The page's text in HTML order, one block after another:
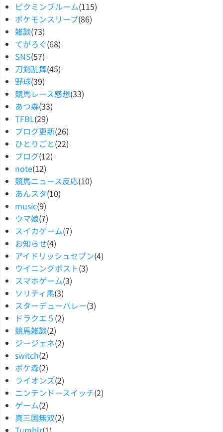
ピクミンブルーム(115)
ポケモンスリープ(86)
雑談(73)
てがろぐ(68)
SNS(57)
刀剣乱舞(45)
野球(39)
競馬レース感想(33)
あつ森(33)
TFBL(29)
ブログ更新(26)
ひとりごと(22)
ブログ(12)
note(12)
競馬ニュース反応(10)
あんスタ(10)
music(9)
ウマ娘(7)
スイカゲーム(7)
お知らせ(4)
アイドリッシュセブン(4)
ウイニングポスト(3)
スマホゲーム(3)
ソリティ馬(3)
スターデューバレー(3)
ドラクエ５ (2)
競馬雑談(2)
ジージェネ(2)
switch(2)
ポケ森(2)
ライオンズ(2)
ニンテンドースイッチ(2)
ゲーム(2)
真三国無双(2)